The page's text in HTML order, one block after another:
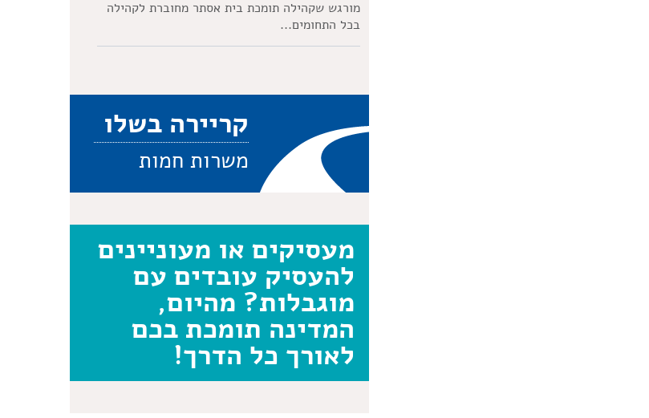
מורגש שקהילה תומכת בית אסתר מחוברת לקהילה
בכל התחומים...
קריירה בשלו
משרות חמות
מעסיקים או מעוניינים
להעסיק עובדים עם
מוגבלות? מהיום,
המדינה תומכת בכם
לאורך כל הדרך!